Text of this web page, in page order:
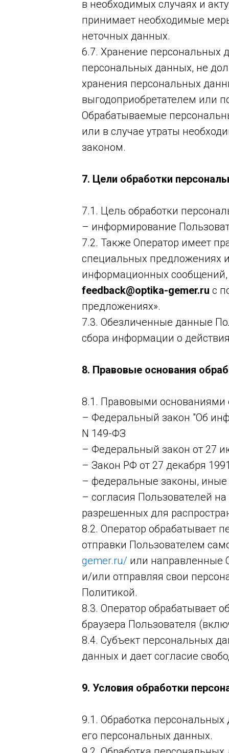
в необходимых случаях и
принимает необходимые
неточных данных.
6.7. Хранение персональных
персональных данных, не
хранения персональных
выгодоприобретателем или
Обрабатываемые
или в случае утраты
законом.
7. Цели обработки
7.1. Цель обработки
– информирование
7.2. Также Оператор имеет
специальных предложениях
информационных сообщений,
feedback@optika-gemer.ru с
предложениях».
7.3. Обезличенные данные
сбора информации о
8. Правовые основания
8.1. Правовыми основаниями
– Федеральный закон "Об
N 149-ФЗ
– Федеральный закон от 27
– Закон РФ от 27 декабря
– федеральные законы,
– согласия Пользователей
разрешенных для
8.2. Оператор обрабатывает
отправки Пользователем
gemer.ru/ или направленные
и/или отправляя свои
Политикой.
8.3. Оператор обрабатывает
браузера Пользователя
8.4. Субъект персональных
данных и дает согласие
9. Условия обработки
9.1. Обработка персональных
его персональных данных.